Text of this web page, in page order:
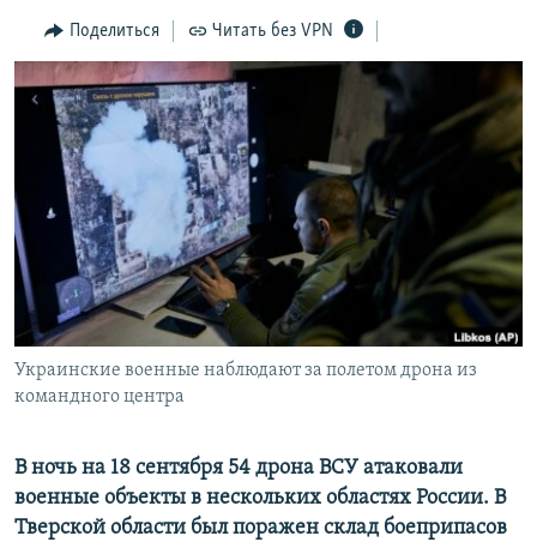
поискуИНФОГРАФИКА
ТЕЛЕПРОЕКТ КРЫМ.РЕАЛИИ
СОВЕТЫ ПРАВОЗАЩИТНИКОВ
ПРОПАВШИЕ БЕЗ ВЕСТИ
ПОБЕДИТЕЛЕЙ НЕ СУДЯТ?
КРЫМ.НЕПОКОРЕННЫЙ
ELIFBE
УКРАИНСКАЯ ПРОБЛЕМА КРЫМА
КАК ОБОЙТИ БЛОКИРОВКУ
Українською
Qırımtatar
ПРИСОЕДИНЯЙТЕСЬ!
Все сайты RFE/RL
Поделиться Читать без VPN
Украинские военные наблюдают за полетом дрона из
командного центра
В ночь на 18 сентября 54 дрона ВСУ атаковали
военные объекты в нескольких областях России. В
Тверской области был поражен склад боеприпасов